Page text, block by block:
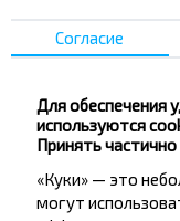
Хотите
дешевле?
Не пропусти
Подпишись на
путешествуй с
Согласие
Для обеспечения
используются
Принять
«Куки» — это
могут